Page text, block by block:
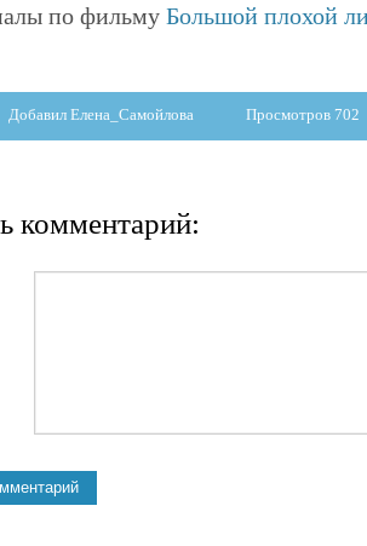
по фильму Большой плохой
Добавил Елена_Самойлова Просмотров 702
комментарий: